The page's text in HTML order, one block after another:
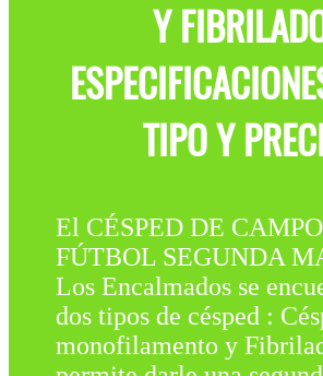
Y
TIPO Y
El CÉSPED DE
FÚTBOL SEGUNDA
Los Encalmados se
dos tipos de césped :
monofilamento y